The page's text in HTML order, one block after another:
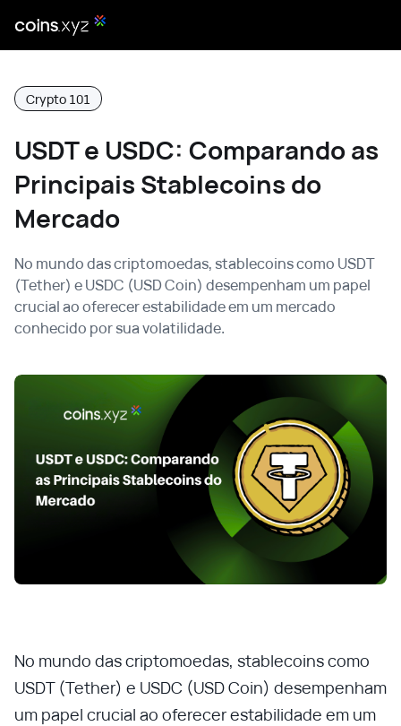
Crypto 101
USDT e USDC: Comparando as
Principais Stablecoins do
Mercado
No mundo das criptomoedas, stablecoins como USDT
(Tether) e USDC (USD Coin) desempenham um papel
crucial ao oferecer estabilidade em um mercado
conhecido por sua volatilidade.
No mundo das criptomoedas, stablecoins como
USDT (Tether) e USDC (USD Coin) desempenham
um papel crucial ao oferecer estabilidade em um